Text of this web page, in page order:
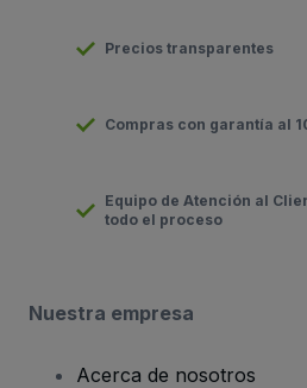
Precios transparentes
Compras con garantía al
Equipo de Atención al
todo el proceso
Nuestra empresa
Acerca de nosotros